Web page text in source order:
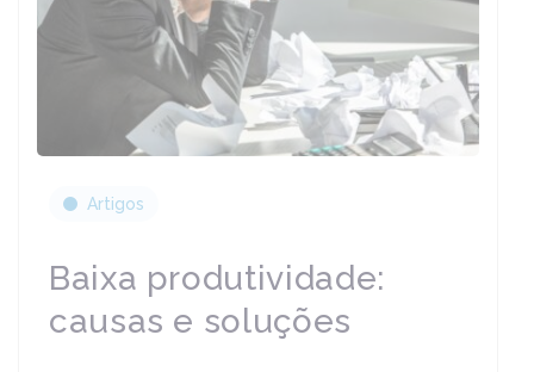
Artigos
Baixa produtividade:
causas e soluções